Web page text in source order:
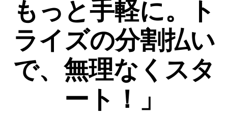
もっと手軽に。ト
ライズの分割払い
で、無理なくスタ
ート！」